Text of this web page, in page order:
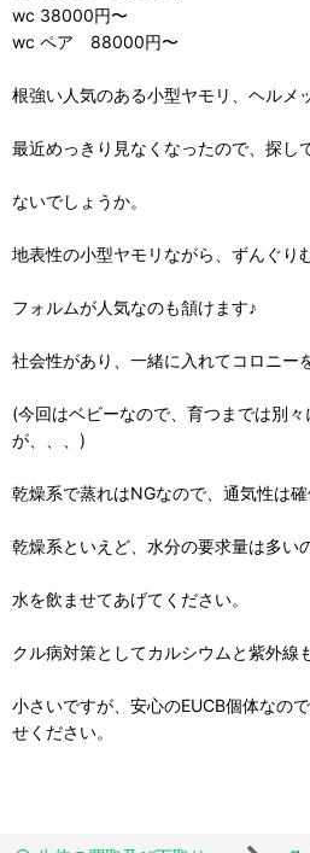
wc 38000円〜
wc ペア 88000円〜
根強い人気のある小型ヤモリ、ヘルメ
最近めっきり見なくなったので、探し
ないでしょうか。
地表性の小型ヤモリながら、ずんぐり
フォルムが人気なのも頷けます♪
社会性があり、一緒に入れてコロニー
(今回はベビーなので、育つまでは別
が、、、)
乾燥系で蒸れはNGなので、通気性は確
乾燥系といえど、水分の要求量は多い
水を飲ませてあげてください。
クル病対策としてカルシウムと紫外線
小さいですが、安心のEUCB個体なの
せください。